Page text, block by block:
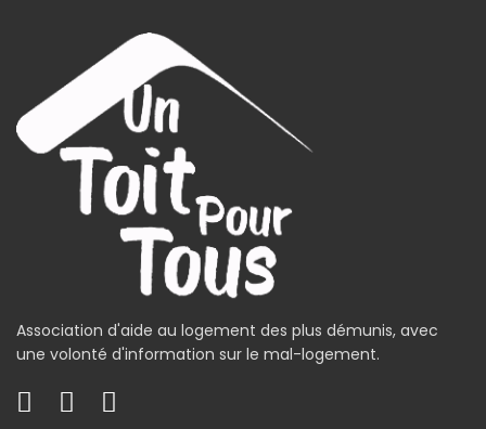
Association d'aide au logement des plus démunis, avec
une volonté d'information sur le mal-logement.